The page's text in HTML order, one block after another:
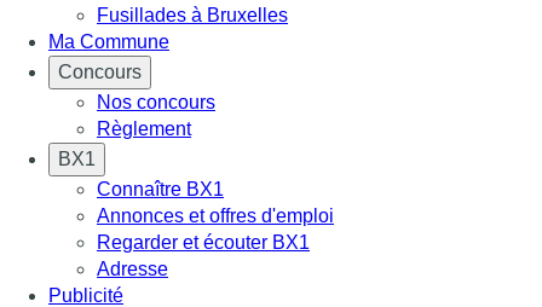
Fusillades à Bruxelles
Ma Commune
Concours
Nos concours
Règlement
BX1
Connaître BX1
Annonces et offres d'emploi
Regarder et écouter BX1
Adresse
Publicité